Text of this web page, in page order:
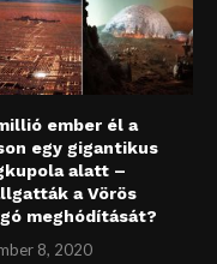
ember él a
egy gigantikus
alatt –
a Vörös
meghódítását?
8, 2020